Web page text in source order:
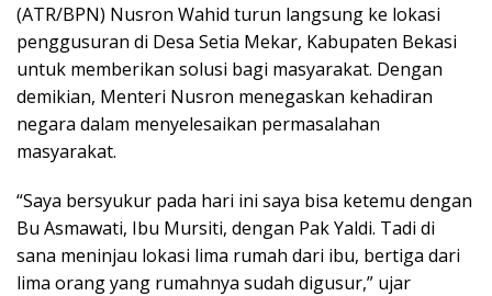
(ATR/BPN) Nusron Wahid turun langsung ke lokasi
penggusuran di Desa Setia Mekar, Kabupaten Bekasi
untuk memberikan solusi bagi masyarakat. Dengan
demikian, Menteri Nusron menegaskan kehadiran
negara dalam menyelesaikan permasalahan
masyarakat.
“Saya bersyukur pada hari ini saya bisa ketemu dengan
Bu Asmawati, Ibu Mursiti, dengan Pak Yaldi. Tadi di
sana meninjau lokasi lima rumah dari ibu, bertiga dari
lima orang yang rumahnya sudah digusur,” ujar